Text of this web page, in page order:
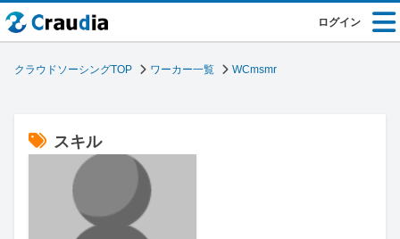
ログイン
クラウドソーシングTOP ワーカー一覧 WCmsmr
スキル